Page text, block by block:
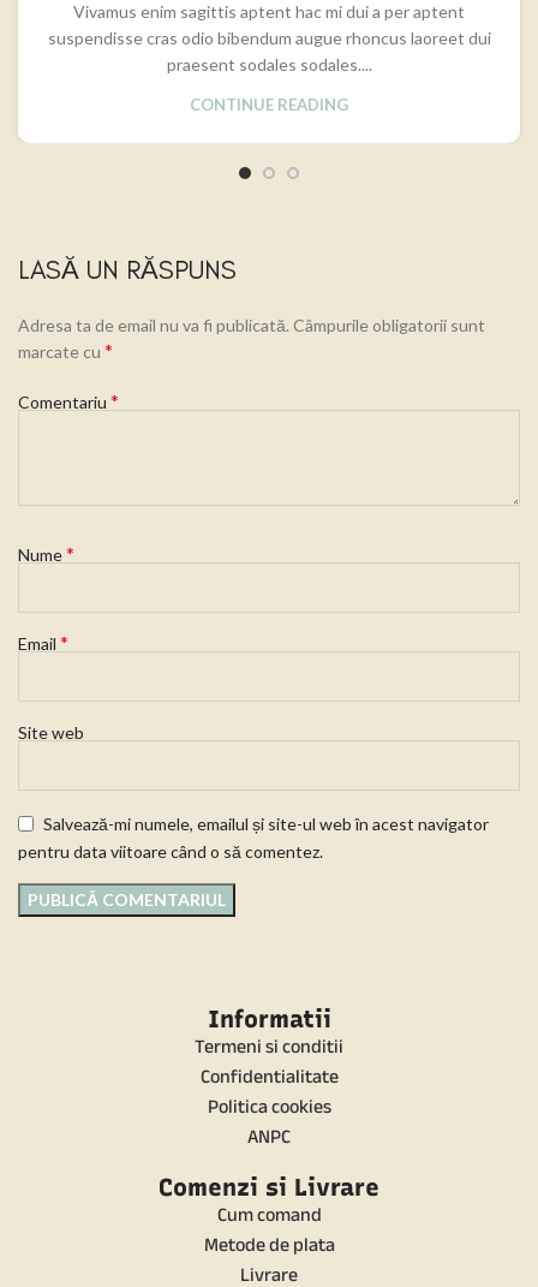
Vivamus enim sagittis aptent hac mi dui a per aptent
suspendisse cras odio bibendum augue rhoncus laoreet dui
praesent sodales sodales....
CONTINUE READING
LASĂ UN RĂSPUNS
Adresa ta de email nu va fi publicată.Câmpurile obligatorii sunt
marcate cu *
Comentariu *
Nume*
Email *
Site web
Salvează-mi numele, emailul și site-ul web în acest navigator
pentru data viitoare când o să comentez.
Informatii
Termeni si conditii
Confidentialitate
Politica cookies
ANPC
Comenzi si Livrare
Cum comand
Metode de plata
Livrare